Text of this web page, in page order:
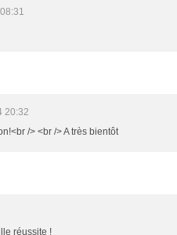
20:32
/> <br /> A très bientôt
réussite !